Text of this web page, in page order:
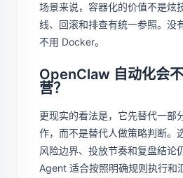
场景来说，容器化的价值不是炫
线、回滚和排查有统一参照。没
不用 Docker。
OpenClaw 自动化会
营？
更现实的看法是，它先替代一部
作，而不是替代人做策略判断。
风险边界、投放节奏和复盘结论
Agent 适合按照明确规则执行和